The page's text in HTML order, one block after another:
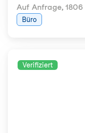
Auf Anfrage, 1806
Büro
Verifiziert